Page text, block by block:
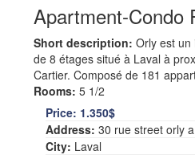
Apartment-Condo
Short description: Orly est un
de 8 étages situé à Laval à
Cartier. Composé de 181
Rooms: 5 1/2
Price: 1.350$
Address: 30 rue street orly
City: Laval